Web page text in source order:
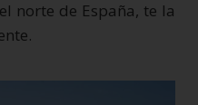
norte de España, te la